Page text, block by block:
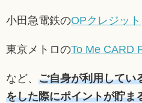
小田急電鉄のOPクレジット
東京メトロのTo Me CARD
など、 ご自身が利用してい
をした際にポイントが貯ま